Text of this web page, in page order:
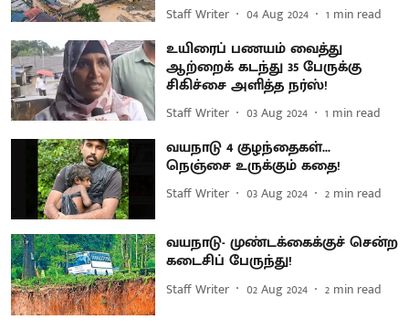
Staff Writer 04 Aug 2024 1 min read
உயிரைப் பணயம் வைத்து
ஆற்றைக் கடந்து 35 பேருக்கு
சிகிச்சை அளித்த நர்ஸ்!
Staff Writer 03 Aug 2024 1 min read
வயநாடு 4 குழந்தைகள்...
நெஞ்சை உருக்கும் கதை!
Staff Writer 03 Aug 2024 2 min read
வயநாடு- முண்டக்கைக்குச் சென்ற
கடைசிப் பேருந்து!
Staff Writer 02 Aug 2024 2 min read